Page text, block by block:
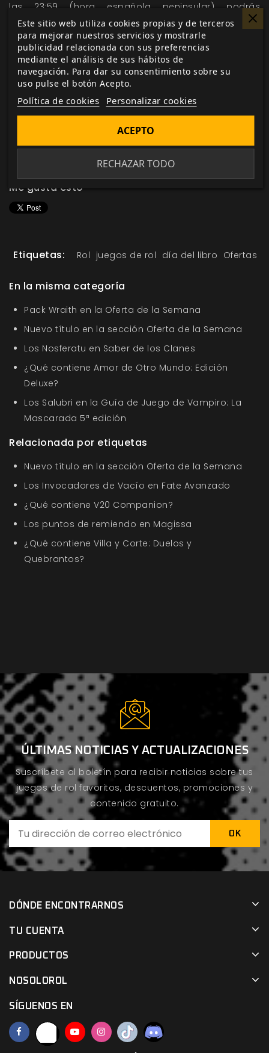
las 23:59 (hora española peninsular) podrás
encontrar en la web hasta un50% de descuento en
ediciones digitalesy un5% de descuento en ediciones
físicas. Esta oferta es válida para cualquier parte del
mundo, sin límite de compra. No incluidos
prepedidos.
¡Celebramos el día del libro con libros, con Mucho Rol!
CONSIGUE LOS DESCUENTOS POR EL DÍA DEL LIBRO
Me gusta esto
Etiquetas: Rol juegos de rol día del libro Ofertas
En la misma categoría
Pack Wraith en la Oferta de la Semana
Nuevo título en la sección Oferta de la Semana
Los Nosferatu en Saber de los Clanes
¿Qué contiene Amor de Otro Mundo: Edición
Deluxe?
Los Salubri en la Guía de Juego de Vampiro: La
Mascarada 5ª edición
Relacionada por etiquetas
Nuevo título en la sección Oferta de la Semana
Los Invocadores de Vacío en Fate Avanzado
¿Qué contiene V20 Companion?
Los puntos de remiendo en Magissa
¿Qué contiene Villa y Corte: Duelos y
Quebrantos?
ÚLTIMAS NOTICIAS Y ACTUALIZACIONES
Suscríbete al boletín para recibir noticias sobre tus
juegos de rol favoritos, descuentos, promociones y
contenido gratuito.
DÓNDE ENCONTRARNOS
TU CUENTA
PRODUCTOS
NOSOLOROL
SÍGUENOS EN
Este sitio web utiliza cookies propias y de terceros
para mejorar nuestros servicios y mostrarle
publicidad relacionada con sus preferencias
mediante el análisis de sus hábitos de
navegación. Para dar su consentimiento sobre su
uso pulse el botón Acepto.
Política de cookies Personalizar cookies
RECHAZAR TODO
ACEPTO